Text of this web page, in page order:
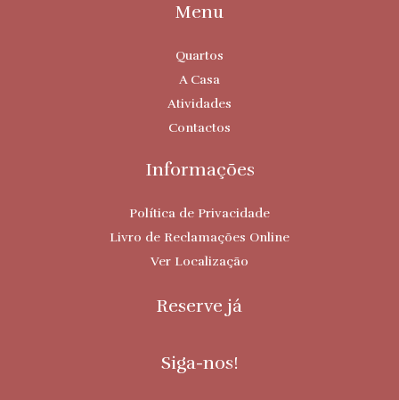
Menu
Quartos
A Casa
Atividades
Contactos
Informações
Política de Privacidade
Livro de Reclamações Online
Ver Localização
Reserve já
Siga-nos!